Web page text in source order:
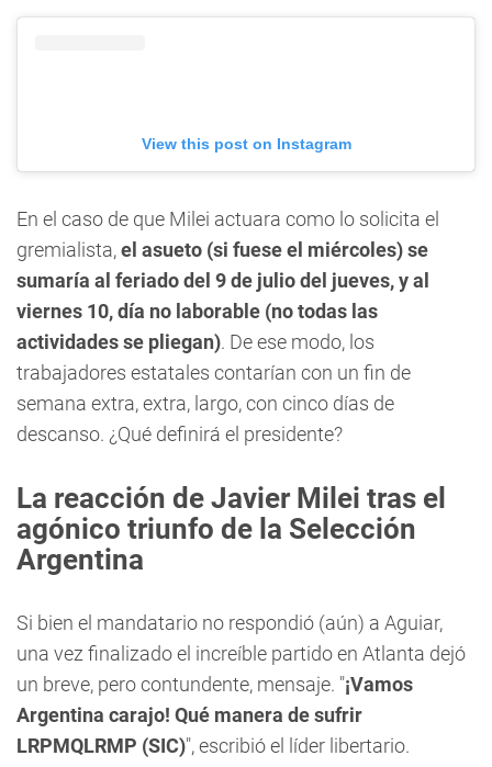
View this post on Instagram
En el caso de que Milei actuara como lo solicita el
gremialista,el asueto (si fuese el miércoles) se
sumaría al feriado del 9 de julio del jueves, y al
viernes 10, día no laborable (no todas las
actividades se pliegan). De ese modo, los
trabajadores estatales contarían con un fin de
semana extra, extra, largo, con cinco días de
descanso. ¿Qué definirá el presidente?
La reacción de Javier Milei tras el
agónico triunfo de la Selección
Argentina
Si bien el mandatario no respondió (aún) a Aguiar,
una vez finalizado el increíble partido en Atlanta dejó
un breve, pero contundente, mensaje. "¡Vamos
Argentina carajo! Qué manera de sufrir
LRPMQLRMP (SIC)", escribió el líder libertario.